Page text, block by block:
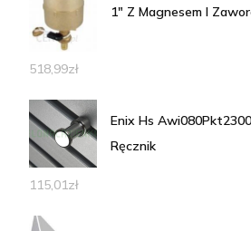
1" Z Magnesem I
518,99zł
Enix Hs
Ręcznik
115,01zł